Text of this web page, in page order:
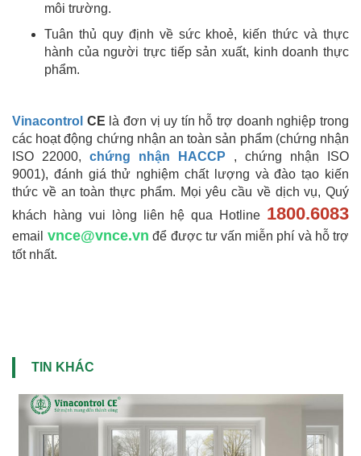
môi trường.
Tuân thủ quy định về sức khoẻ, kiến thức và thực
hành của người trực tiếp sản xuất, kinh doanh thực
phẩm.
Vinacontrol CE là đơn vị uy tín hỗ trợ doanh nghiệp trong
các hoạt động chứng nhận an toàn sản phẩm (chứng nhận
ISO 22000, chứng nhận HACCP , chứng nhận ISO
9001), đánh giá thử nghiệm chất lượng và đào tạo kiến
thức về an toàn thực phẩm. Mọi yêu cầu về dịch vụ, Quý
khách hàng vui lòng liên hệ qua Hotline 1800.6083
email vnce@vnce.vn để được tư vấn miễn phí và hỗ trợ
tốt nhất.
TIN KHÁC